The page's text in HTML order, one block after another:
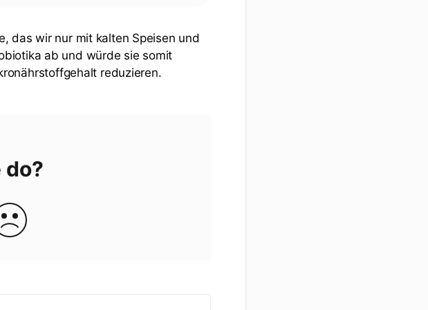
das wir nur mit kalten Speisen und
ab und würde sie somit
reduzieren.
do?